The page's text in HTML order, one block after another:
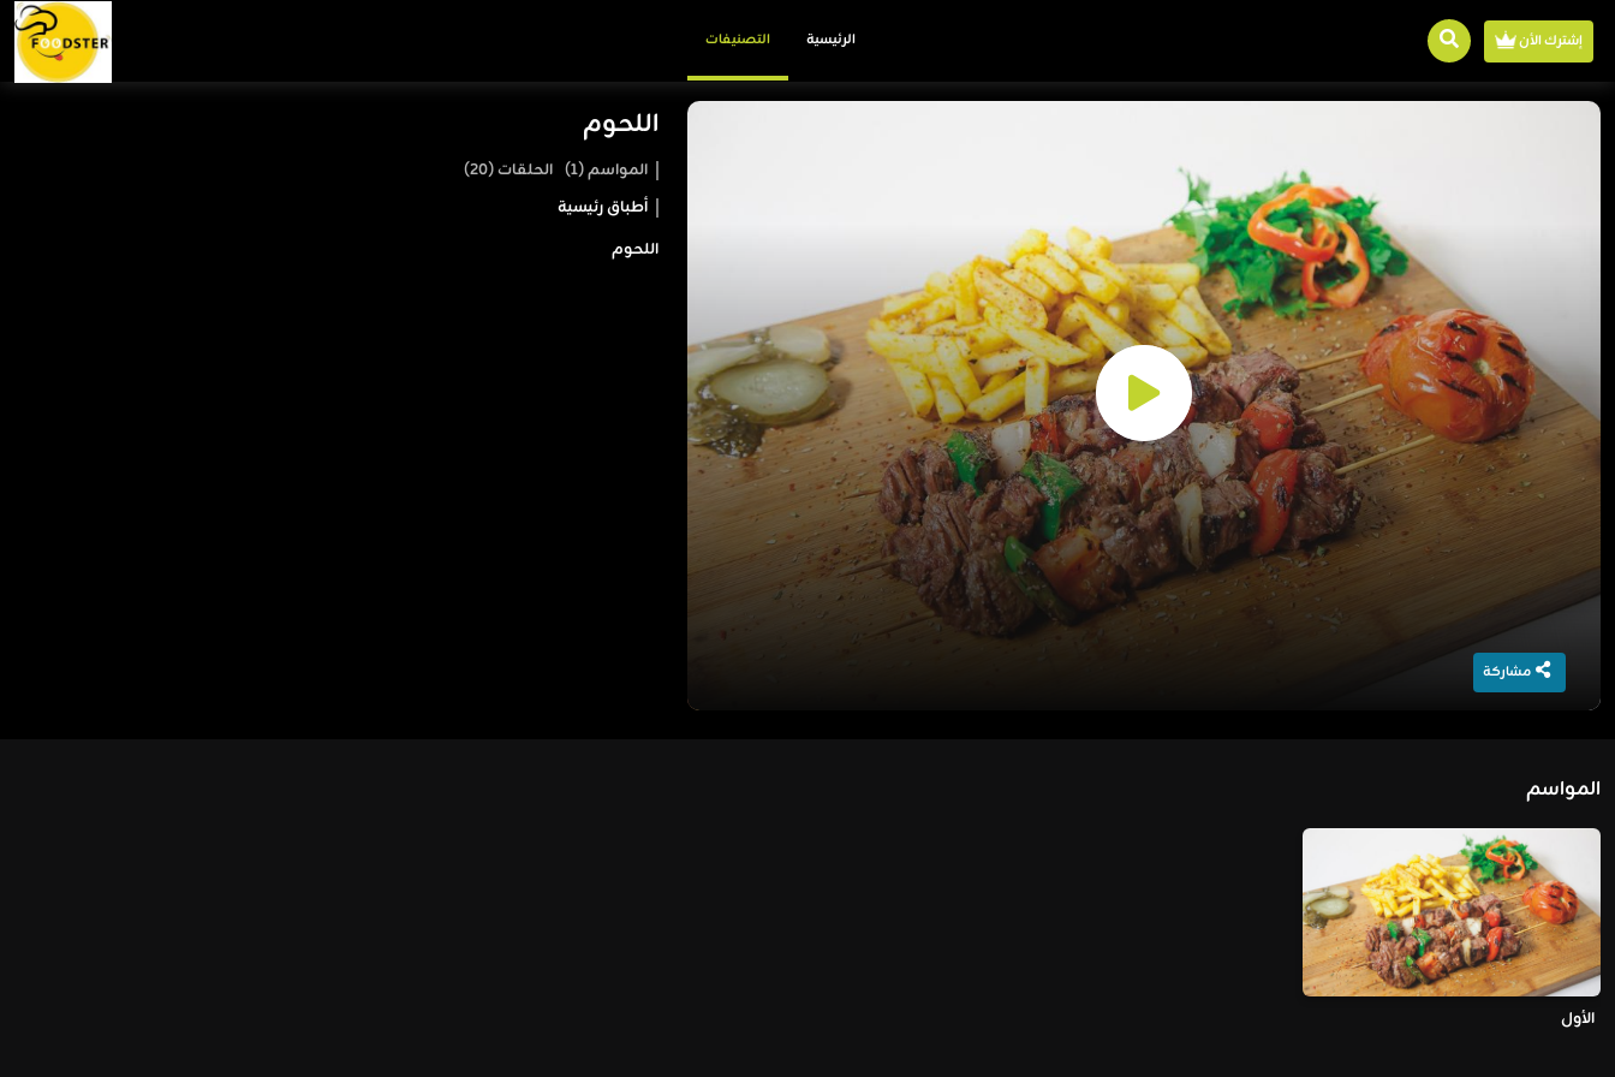
الرئيسية التصنيفات إشترك الأن
مشاركة
اللحوم
المواسم (1)
الحلقات (20)
أطباق رئيسية
اللحوم
المواسم
الأول